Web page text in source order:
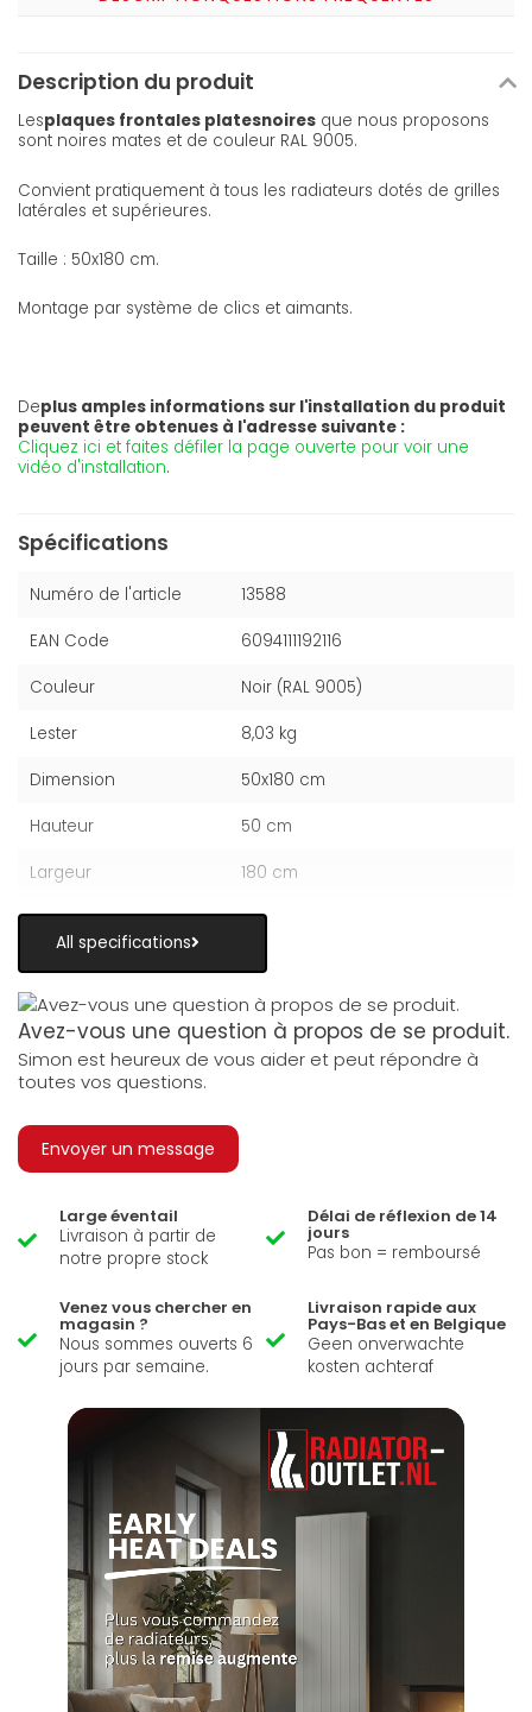
Description du produit
Lesplaques frontales platesnoires que nous proposons
sont noires mates et de couleur RAL 9005.
Convient pratiquement à tous les radiateurs dotés de grilles
latérales et supérieures.
Taille : 50x180 cm.
Montage par système de clics et aimants.
Deplus amples informations sur l'installation du produit
peuvent être obtenues à l'adresse suivante :
Cliquez ici et faites défiler la page ouverte pour voir une
vidéo d'installation.
Spécifications
Numéro de l'article 13588
EAN Code 6094111192116
Couleur Noir (RAL 9005)
Lester 8,03 kg
Dimension 50x180 cm
Hauteur 50 cm
Largeur 180 cm
All specifications
Avez-vous une question à propos de se produit.
Simon est heureux de vous aider et peut répondre à
toutes vos questions.
Envoyer un message
Large éventail
Livraison à partir de
notre propre stock
Délai de réflexion de 14
jours
Pas bon = remboursé
Venez vous chercher en
magasin ?
Nous sommes ouverts 6
jours par semaine.
Livraison rapide aux
Pays-Bas et en Belgique
Geen onverwachte
kosten achteraf